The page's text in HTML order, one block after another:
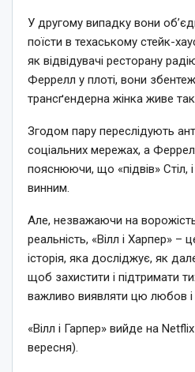
У другому випадку вони
поїсти в техаському стейк-
як відвідувачі ресторану
Феррелл у плоті, вони
трансґендерна жінка живе так
Згодом пару переслідують
соціальних мережах, а
пояснюючи, що «підвів» Стіл,
винним.
Але, незважаючи на ворожість
реальність, «Вілл і Харпер» –
історія, яка досліджує, як
щоб захистити і підтримати
важливо виявляти цю любов
«Вілл і Гарпер» вийде на
вересня).